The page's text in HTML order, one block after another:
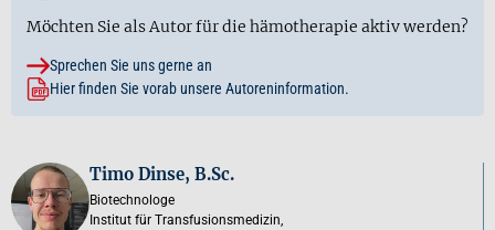
Möchten Sie als Autor für die hämotherapie aktiv werden?
Sprechen Sie uns gerne an
Hier finden Sie vorab unsere Autoreninformation.
Timo Dinse, B.Sc.
Biotechnologe
Institut für Transfusionsmedizin,